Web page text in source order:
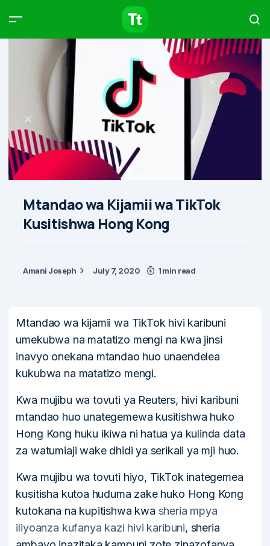
Mtandao wa Kijamii wa TikTok
Kusitishwa Hong Kong
Amani Joseph July 7, 2020 1 min read
Mtandao wa kijamii wa TikTok hivi karibuni
umekubwa na matatizo mengi na kwa jinsi
inavyo onekana mtandao huo unaendelea
kukubwa na matatizo mengi.
Kwa mujibu wa tovuti ya Reuters, hivi karibuni
mtandao huo unategemewa kusitishwa huko
Hong Kong huku ikiwa ni hatua ya kulinda data
za watumiaji wake dhidi ya serikali ya mji huo.
Kwa mujibu wa tovuti hiyo, TikTok inategemea
kusitisha kutoa huduma zake huko Hong Kong
kutokana na kupitishwa kwa sheria mpya
iliyoanza kufanya kazi hivi karibuni, sheria
Products Articles
Type to start searching…